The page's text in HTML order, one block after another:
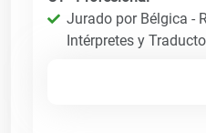
Jurado por Bélgica -
Intérpretes y